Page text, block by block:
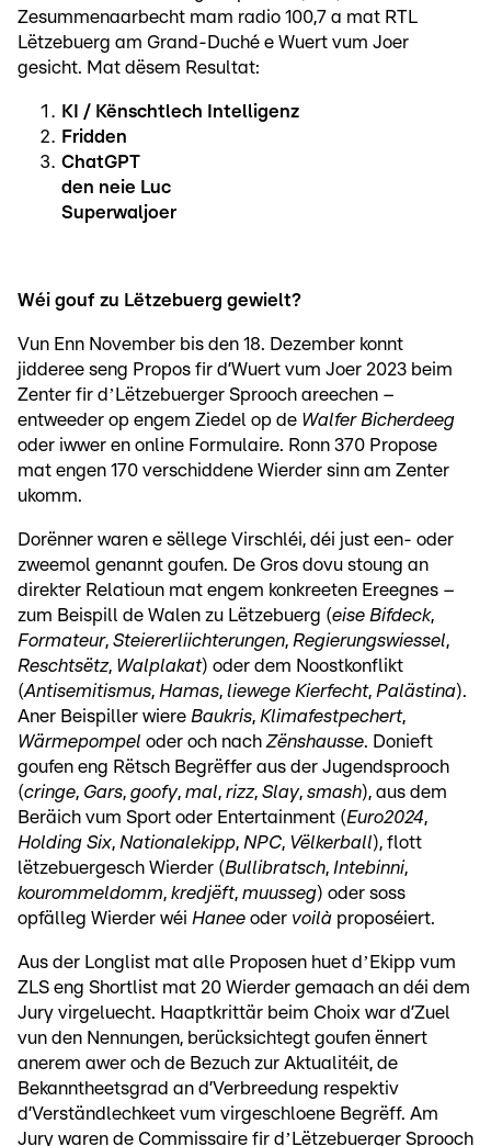
Zesummenaarbecht mam radio 100,7 a mat RTL
Lëtzebuerg am Grand-Duché e Wuert vum Joer
gesicht. Mat dësem Resultat:
KI / Kënschtlech Intelligenz
Fridden
ChatGPT
den neie Luc
Superwaljoer
Wéi gouf zu Lëtzebuerg gewielt?
Vun Enn November bis den 18. Dezember konnt
jidderee seng Propos fir d’Wuert vum Joer 2023 beim
Zenter fir dʼLëtzebuerger Sprooch areechen –
entweeder op engem Ziedel op de Walfer Bicherdeeg
oder iwwer en online Formulaire. Ronn 370 Propose
mat engen 170 verschiddene Wierder sinn am Zenter
ukomm.
Dorënner waren e sëllege Virschléi, déi just een- oder
zweemol genannt goufen. De Gros dovu stoung an
direkter Relatioun mat engem konkreeten Ereegnes –
zum Beispill de Walen zu Lëtzebuerg (eise Bifdeck,
Formateur, Steiererliichterungen, Regierungswiessel,
Reschtsëtz, Walplakat) oder dem Noostkonflikt
(Antisemitismus, Hamas, liewege Kierfecht, Palästina).
Aner Beispiller wiere Baukris, Klimafestpechert,
Wärmepompel oder och nach Zënshausse. Donieft
goufen eng Rëtsch Begrëffer aus der Jugendsprooch
(cringe, Gars, goofy, mal, rizz, Slay, smash), aus dem
Beräich vum Sport oder Entertainment (Euro2024,
Holding Six, Nationalekipp, NPC, Vëlkerball), flott
lëtzebuergesch Wierder (Bullibratsch, Intebinni,
kourommeldomm, kredjëft, muusseg) oder soss
opfälleg Wierder wéi Hanee oder voilà proposéiert.
Aus der Longlist mat alle Proposen huet dʼEkipp vum
ZLS eng Shortlist mat 20 Wierder gemaach an déi dem
Jury virgeluecht. Haaptkrittär beim Choix war d’Zuel
vun den Nennungen, berücksichtegt goufen ënnert
anerem awer och de Bezuch zur Aktualitéit, de
Bekanntheetsgrad an d’Verbreedung respektiv
d’Verständlechkeet vum virgeschloene Begrëff. Am
Jury waren de Commissaire fir dʼLëtzebuerger Sprooch